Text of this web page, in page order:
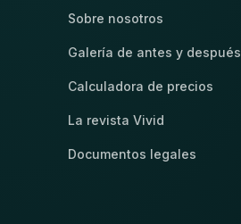
Sobre nosotros
Galería de antes y después
Calculadora de precios
La revista Vivid
Documentos legales